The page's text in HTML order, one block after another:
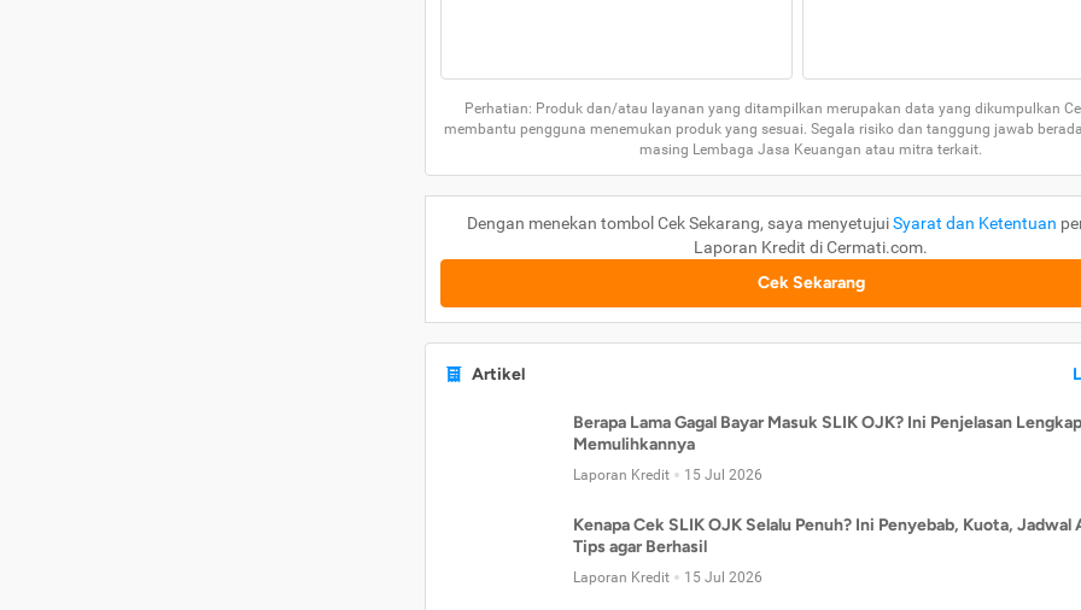
Perhatian: Produk dan/atau layanan yang ditampilkan merupakan data yang dikumpulkan
membantu pengguna menemukan produk yang sesuai. Segala risiko dan tanggung jawab
masing Lembaga Jasa Keuangan atau mitra terkait.
Dengan menekan tombol Cek Sekarang, saya menyetujuiSyarat dan Ketentuan
Laporan Kredit di Cermati.com.
Cek Sekarang
Artikel
Berapa Lama Gagal Bayar Masuk SLIK OJK? Ini Penjelasan
Memulihkannya
Laporan Kredit 15 Jul 2026
Kenapa Cek SLIK OJK Selalu Penuh? Ini Penyebab, Kuota, Jadwal
Tips agar Berhasil
Laporan Kredit 15 Jul 2026